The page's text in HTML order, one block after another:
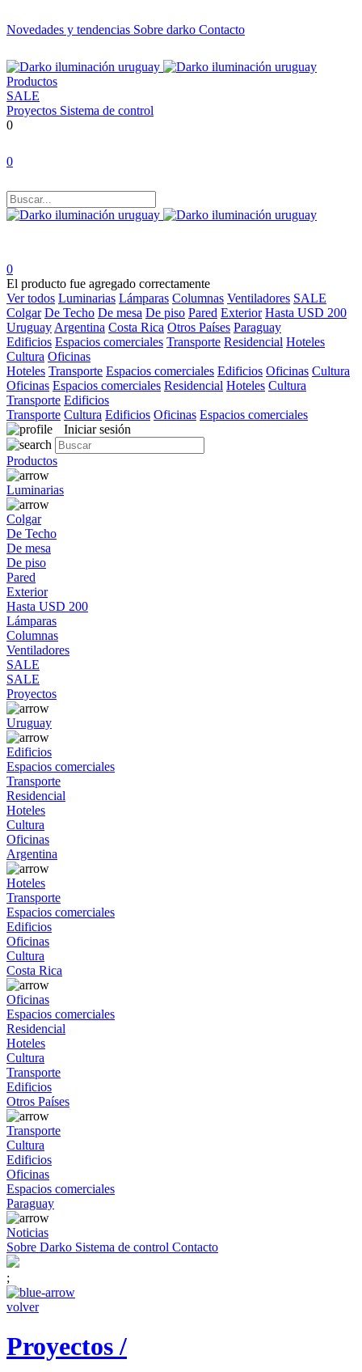
Novedades y tendencias Sobre darko Contacto
Productos
SALE
Proyectos Sistema de control
0
0
0
El producto fue agregado correctamente
Ver todos Luminarias Lámparas Columnas Ventiladores SALE
Colgar De Techo De mesa De piso Pared Exterior Hasta USD 200
Uruguay Argentina Costa Rica Otros Países Paraguay
Edificios Espacios comerciales Transporte Residencial Hoteles
Cultura Oficinas
Hoteles Transporte Espacios comerciales Edificios Oficinas Cultura
Oficinas Espacios comerciales Residencial Hoteles Cultura
Transporte Edificios
Transporte Cultura Edificios Oficinas Espacios comerciales
Iniciar sesión
Productos
Luminarias
Colgar
De Techo
De mesa
De piso
Pared
Exterior
Hasta USD 200
Lámparas
Columnas
Ventiladores
SALE
SALE
Proyectos
Uruguay
Edificios
Espacios comerciales
Transporte
Residencial
Hoteles
Cultura
Oficinas
Argentina
Hoteles
Transporte
Espacios comerciales
Edificios
Oficinas
Cultura
Costa Rica
Oficinas
Espacios comerciales
Residencial
Hoteles
Cultura
Transporte
Edificios
Otros Países
Transporte
Cultura
Edificios
Oficinas
Espacios comerciales
Paraguay
Noticias
Sobre Darko Sistema de control Contacto
;
volver
Proyectos /